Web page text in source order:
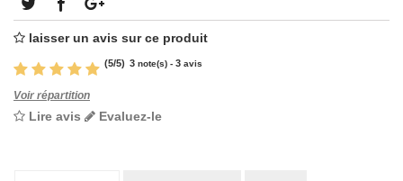
laisser un avis sur ce produit
(5/5) 3 note(s) - 3 avis
Voir répartition
Lire avis Evaluez-le